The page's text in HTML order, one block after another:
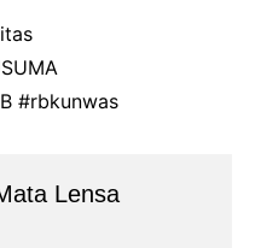
#rbkunwas
Lensa